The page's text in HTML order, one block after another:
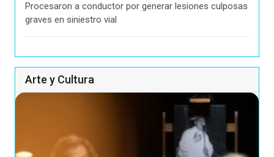
Procesaron a conductor por generar lesiones culposas
graves en siniestro vial
Arte y Cultura